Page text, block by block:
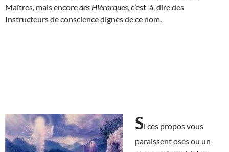
Maîtres, mais encoredes Hiérarques , c’est-à-dire des
Instructeurs de conscience dignes de ce nom.
Si ces propos vous
paraissent osés ou un